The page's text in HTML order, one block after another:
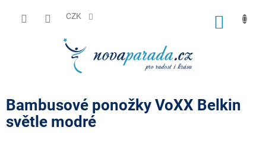
CZK
Bambusové ponožky VoXX Belkin
světle modré